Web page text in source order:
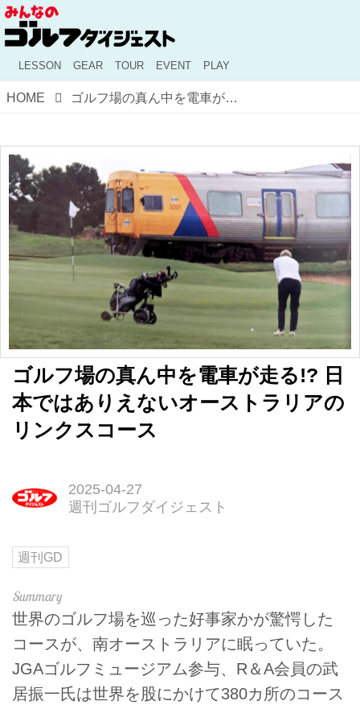
LESSON GEAR TOUR EVENT PLAY
HOME ゴルフ場の真ん中を電車が走る!? 日本ではありえないオーストラリアのリンクスコース
ゴルフ場の真ん中を電車が走る!? 日
本ではありえないオーストラリアの
リンクスコース
2025-04-27
週刊ゴルフダイジェスト
週刊GD
世界のゴルフ場を巡った好事家かが驚愕した
コースが、南オーストラリアに眠っていた。
JGAゴルフミュージアム参与、R＆A会員の武
居振一氏は世界を股にかけて380カ所のコース